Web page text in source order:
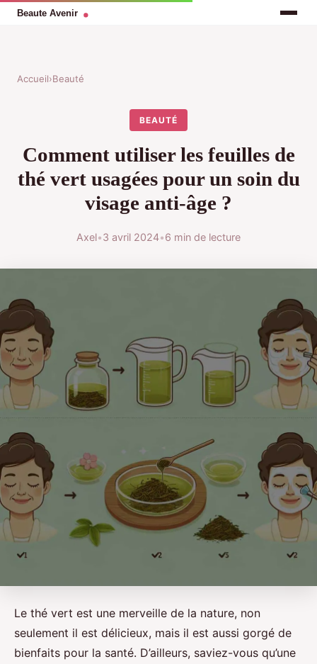
Accueil›Beauté
BEAUTÉ
Comment utiliser les feuilles de
thé vert usagées pour un soin du
visage anti-âge ?
Axel•3 avril 2024•6 min de lecture
Le thé vert est une merveille de la nature, non
seulement il est délicieux, mais il est aussi gorgé de
bienfaits pour la santé. D’ailleurs, saviez-vous qu’une